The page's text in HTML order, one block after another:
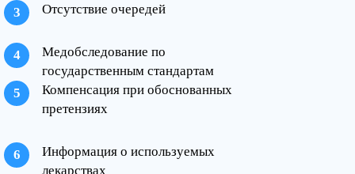
Отсутствие очередей
Медобследование по
государственным стандартам
Компенсация при обоснованных
претензиях
Информация о используемых
лекарствах